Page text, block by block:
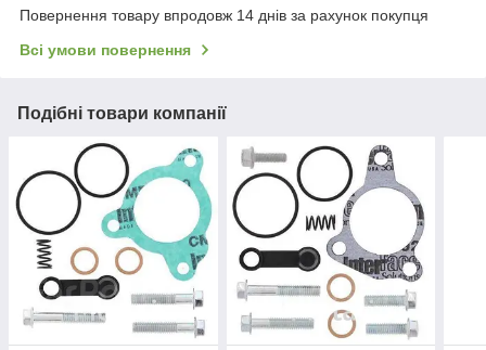
Повернення товару впродовж 14 днів за рахунок покупця
Всі умови повернення
Подібні товари компанії